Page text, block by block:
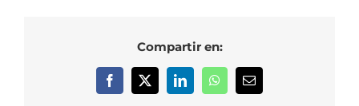
Compartir en:
Facebook
X LinkedInWhatsAppCorreo
electrónico